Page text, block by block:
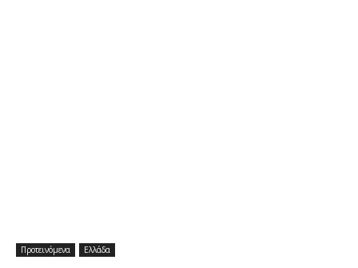
Προτεινόμενα Ελλάδα